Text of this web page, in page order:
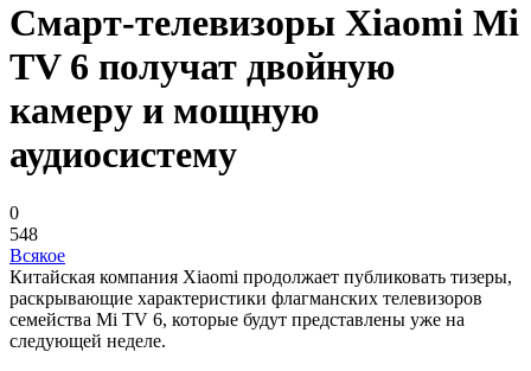
Смарт-телевизоры Xiaomi Mi
TV 6 получат двойную
камеру и мощную
аудиосистему
0
548
Всякое
Китайская компания Xiaomi продолжает публиковать тизеры,
раскрывающие характеристики флагманских телевизоров
семейства Mi TV 6, которые будут представлены уже на
следующей неделе.